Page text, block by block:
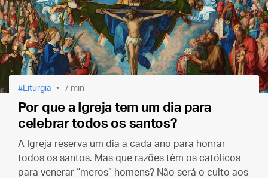
Liturgia 7 min
Por que a Igreja tem um dia para
celebrar todos os santos?
A Igreja reserva um dia a cada ano para honrar
todos os santos. Mas que razões têm os católicos
para venerar “meros” homens? Não será o culto aos